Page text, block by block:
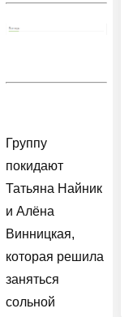
Группу
покидают
Татьяна Найник
и Алёна
Винницкая,
которая решила
заняться
сольной